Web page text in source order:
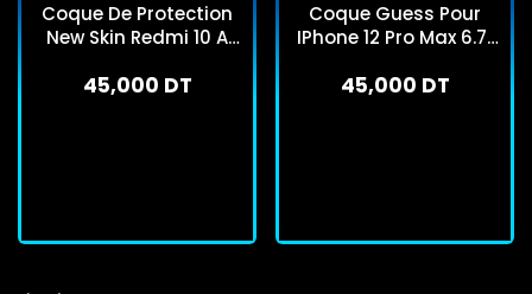
Coque De Protection
New Skin Redmi 10 A
45,000 DT
Coque Guess Pour
IPhone 12 Pro Max 6.7"
45,000 DT